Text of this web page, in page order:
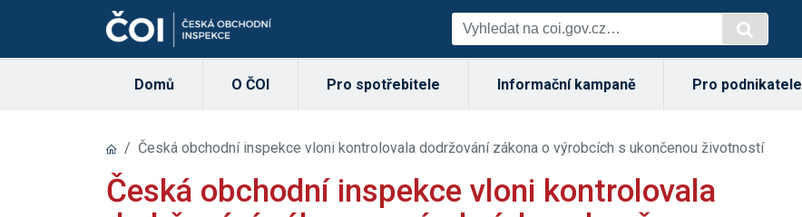
Domů O ČOI Pro spotřebitele Informační kampaně Pro podnikatele
Česká obchodní inspekce vloni kontrolovala dodržování zákona o výrobcích s ukončenou životností
Česká obchodní inspekce vloni kontrolovala